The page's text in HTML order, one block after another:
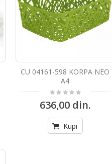
CU 04161-598 KORPA NEO
A4
636,00 din.
Kupi